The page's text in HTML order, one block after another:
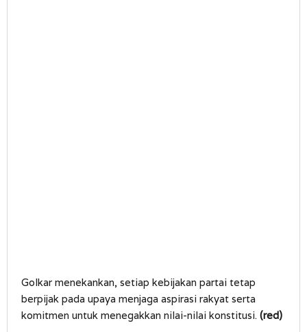
Golkar menekankan, setiap kebijakan partai tetap
berpijak pada upaya menjaga aspirasi rakyat serta
komitmen untuk menegakkan nilai-nilai konstitusi. (red)